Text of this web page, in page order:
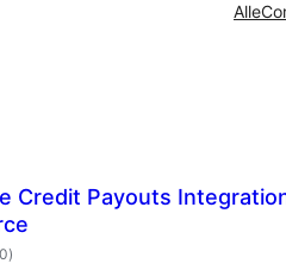
Alle
Credit Payouts
Bewertungen
insgesamt
)